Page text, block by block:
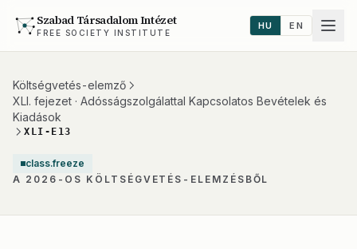
Szabad Társadalom Intézet
FREE SOCIETY INSTITUTE
HU EN
Költségvetés-elemző
XLI. fejezet · Adósságszolgálattal Kapcsolatos Bevételek és
Kiadások
XLI-E13
class.freeze
A 2026-OS KÖLTSÉGVETÉS-ELEMZÉSBŐL